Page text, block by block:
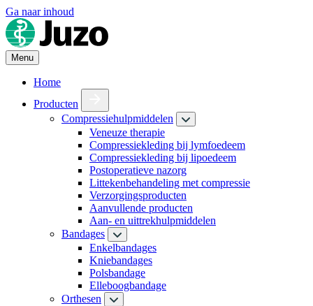
Ga naar inhoud
Menu
Home
Producten
Compressiehulpmiddelen
Veneuze therapie
Compressiekleding bij lymfoedeem
Compressiekleding bij lipoedeem
Postoperatieve nazorg
Littekenbehandeling met compressie
Verzorgingsproducten
Aanvullende producten
Aan- en uittrekhulpmiddelen
Bandages
Enkelbandages
Kniebandages
Polsbandage
Elleboogbandage
Orthesen